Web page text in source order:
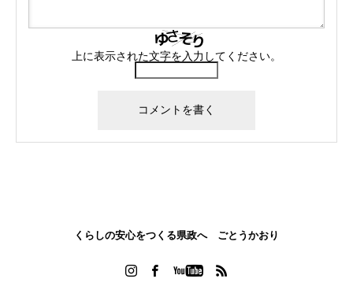
上に表示された文字を入力してください。
くらしの安心をつくる県政へ ごとうかおり